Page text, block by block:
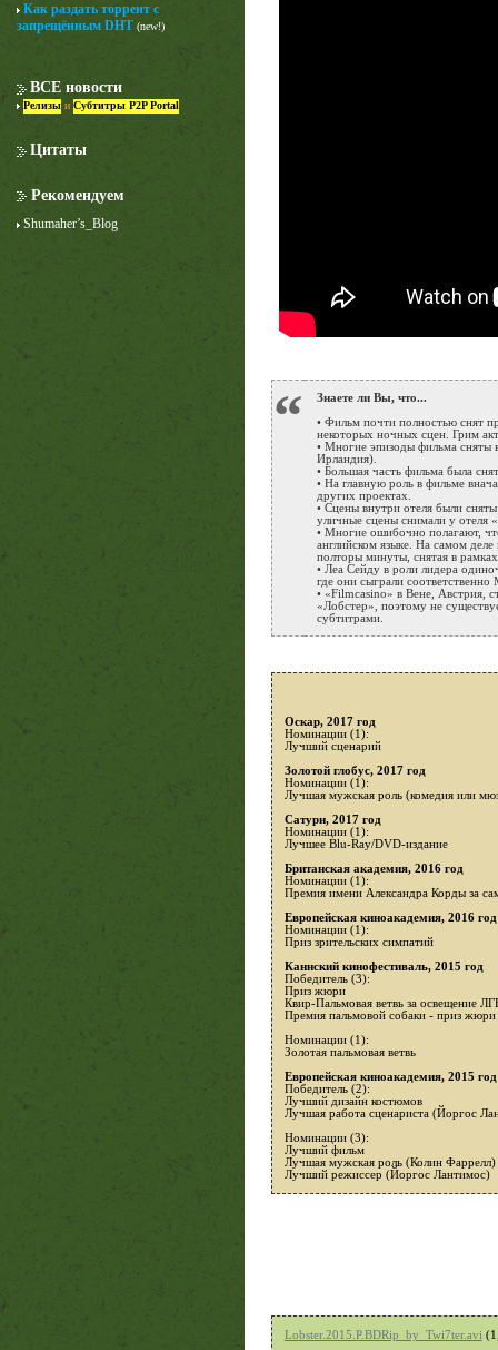
Как раздать торрент с
запрещённым DHT (new!)
ВСЕ новости
Релизы и Субтитры P2P Portal
Цитаты
Рекомендуем
Shumaher’s_Blog
“
Знаете ли Вы, что...
• Фильм почти полностью снят
некоторых ночных сцен. Грим
• Многие эпизоды фильма сняты
Ирландия).
• Большая часть фильма была
• На главную роль в фильме
других проектах.
• Сцены внутри отеля были
уличные сцены снимали у отеля
• Многие ошибочно полагают,
английском языке. На самом
полторы минуты, снятая в
• Леа Сейду в роли лидера
где они сыграли
• «Filmcasino» в Вене, Австрия,
«Лобстер», поэтому не
субтитрами.
Оскар, 2017 год
Номинации (1):
Лучший сценарий
Золотой глобус, 2017 год
Номинации (1):
Лучшая мужская роль (комедия или
Сатурн, 2017 год
Номинации (1):
Лучшее Blu-Ray/DVD-издание
Британская академия, 2016 год
Номинации (1):
Премия имени Александра Корды за
Европейская киноакадемия, 2016 год
Номинации (1):
Приз зрительских симпатий
Каннский кинофестиваль, 2015 год
Победитель (3):
Приз жюри
Квир-Пальмовая ветвь за освещение
Премия пальмовой собаки - приз жюри
Номинации (1):
Золотая пальмовая ветвь
Европейская киноакадемия, 2015 год
Победитель (2):
Лучший дизайн костюмов
Лучшая работа сценариста (Йоргос
Номинации (3):
Лучший фильм
Лучшая мужская роль (Колин Фаррелл)
Лучший режиссер (Йоргос Лантимос)
Lobster.2015.P.BDRip_by_Twi7ter.avi